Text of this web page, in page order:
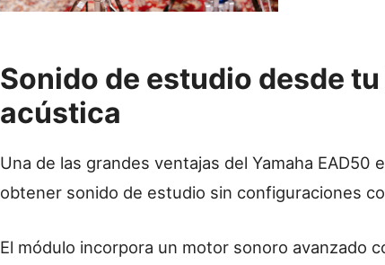
Sonido de estudio desde
acústica
Una de las grandes ventajas del Yamaha EAD50
obtener sonido de estudio sin configuraciones
El módulo incorpora un motor sonoro avanzado